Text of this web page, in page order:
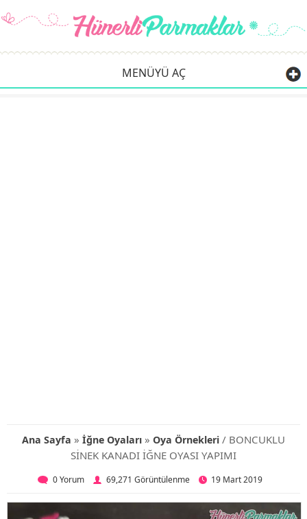
MENÜYÜ AÇ
Ana Sayfa » İğne Oyaları » Oya Örnekleri / BONCUKLU
SİNEK KANADI İĞNE OYASI YAPIMI
0 Yorum 69,271 Görüntülenme 19 Mart 2019